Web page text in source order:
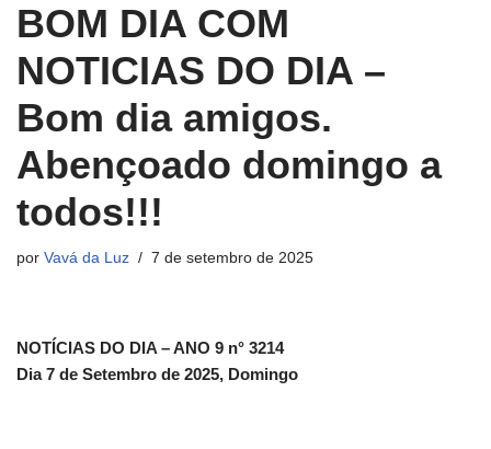
BOM DIA COM
NOTICIAS DO DIA –
Bom dia amigos.
Abençoado domingo a
todos!!!
por Vavá da Luz 7 de setembro de 2025
NOTÍCIAS DO DIA – ANO 9 n° 3214
Dia 7 de Setembro de 2025, Domingo